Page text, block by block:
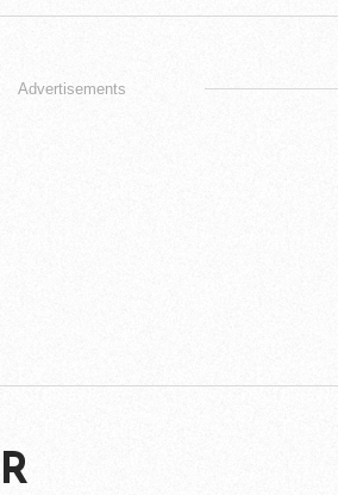
Advertisements